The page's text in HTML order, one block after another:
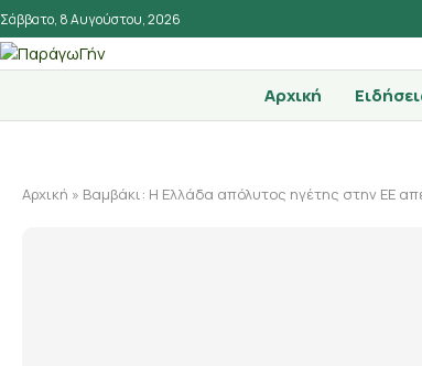
Σάββατο, 8 Αυγούστου, 2026
Αρχική
Αρχική » Βαμβάκι: Η Ελλάδα απόλυτος ηγέτης στην ΕΕ